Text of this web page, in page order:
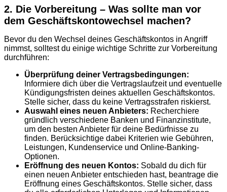
2. Die Vorbereitung – Was sollte man vor
dem Geschäftskontowechsel machen?
Bevor du den Wechsel deines Geschäftskontos in Angriff
nimmst, solltest du einige wichtige Schritte zur Vorbereitung
durchführen:
Überprüfung deiner Vertragsbedingungen:
Informiere dich über die Vertragslaufzeit und eventuelle
Kündigungsfristen deines aktuellen Geschäftskontos.
Stelle sicher, dass du keine Vertragsstrafen riskierst.
Auswahl eines neuen Anbieters: Recherchiere
gründlich verschiedene Banken und Finanzinstitute,
um den besten Anbieter für deine Bedürfnisse zu
finden. Berücksichtige dabei Kriterien wie Gebühren,
Leistungen, Kundenservice und Online-Banking-
Optionen.
Eröffnung des neuen Kontos: Sobald du dich für
einen neuen Anbieter entschieden hast, beantrage die
Eröffnung eines Geschäftskontos. Stelle sicher, dass